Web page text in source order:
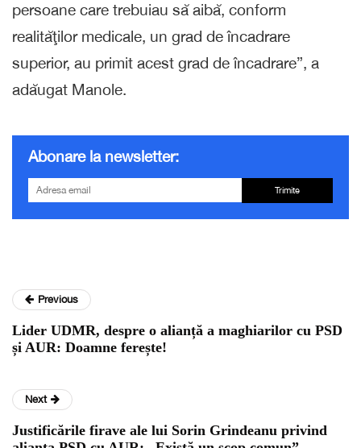
persoane care trebuiau să aibă, conform
realităţilor medicale, un grad de încadrare
superior, au primit acest grad de încadrare”, a
adăugat Manole.
Abonare la newsletter:
Trimite
Previous
Lider UDMR, despre o alianță a maghiarilor cu PSD
și AUR: Doamne ferește!
Next
Justificările firave ale lui Sorin Grindeanu privind